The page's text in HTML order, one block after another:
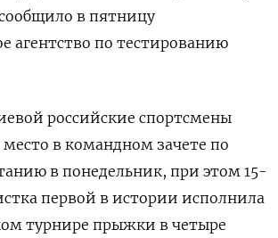
в пятницу
агентство по тестированию
российские спортсмены
место в командном зачете по
в понедельник, при этом 15-
первой в истории исполнила
турнире прыжки в четыре